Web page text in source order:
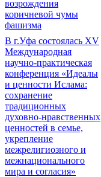
возрождения
коричневой чумы
фашизма
В г.Уфа состоялась XV
Международная
научно-практическая
конференция «Идеалы
и ценности Ислама:
сохранение
традиционных
духовно-нравственных
ценностей в семье,
укрепление
межрелигиозного и
межнационального
мира и согласия»